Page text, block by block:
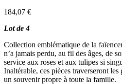
184,07 €
Lot de 4
Collection emblématique de la
n’a jamais perdu, au fil des âges, de
service aux roses et aux tulipes si
Inaltérable, ces pièces traverseront
un souvenir propre à toute la famille.